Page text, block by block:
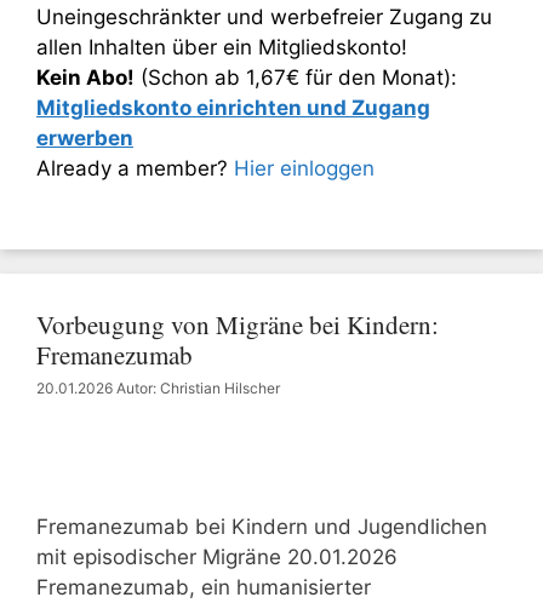
Uneingeschränkter und werbefreier Zugang zu
allen Inhalten über ein Mitgliedskonto!
Kein Abo! (Schon ab 1,67€ für den Monat):
Mitgliedskonto einrichten und Zugang
erwerben
Already a member? Hier einloggen
Vorbeugung von Migräne bei Kindern:
Fremanezumab
20.01.2026 Autor: Christian Hilscher
Fremanezumab bei Kindern und Jugendlichen
mit episodischer Migräne 20.01.2026
Fremanezumab, ein humanisierter